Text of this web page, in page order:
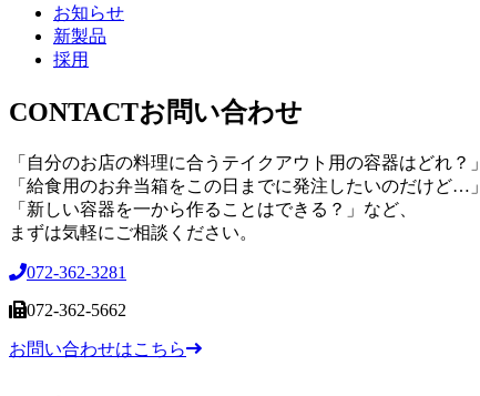
お知らせ
新製品
採用
CONTACTお問い合わせ
「自分のお店の料理に合うテイクアウト用の容器はどれ？」
「給食用のお弁当箱をこの日までに発注したいのだけど…」
「新しい容器を一から作ることはできる？」など、
まずは気軽にご相談ください。
072-362-3281
072-362-5662
お問い合わせはこちら